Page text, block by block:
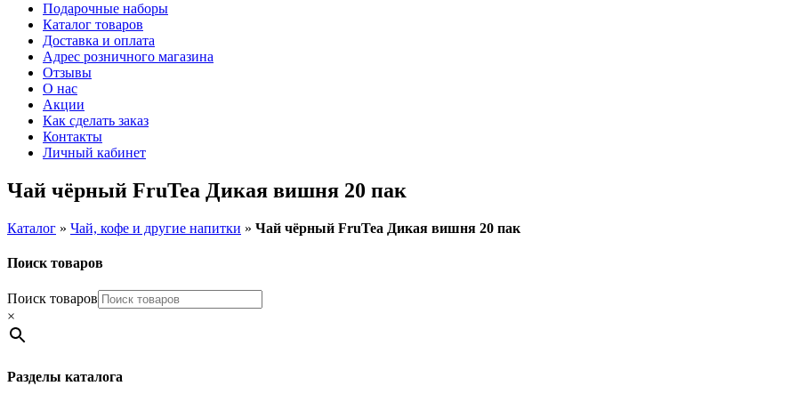
Подарочные наборы
Каталог товаров
Доставка и оплата
Адрес розничного магазина
Отзывы
О нас
Акции
Как сделать заказ
Контакты
Личный кабинет
Чай чёрный FruTea Дикая вишня 20 пак
Каталог » Чай, кофе и другие напитки » Чай чёрный FruTea Дикая вишня 20 пак
Поиск товаров
Поиск товаров
×
Разделы каталога